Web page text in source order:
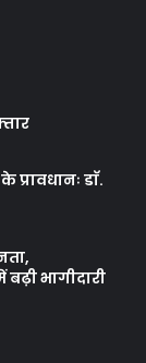
डाॅ.
भागीदारी